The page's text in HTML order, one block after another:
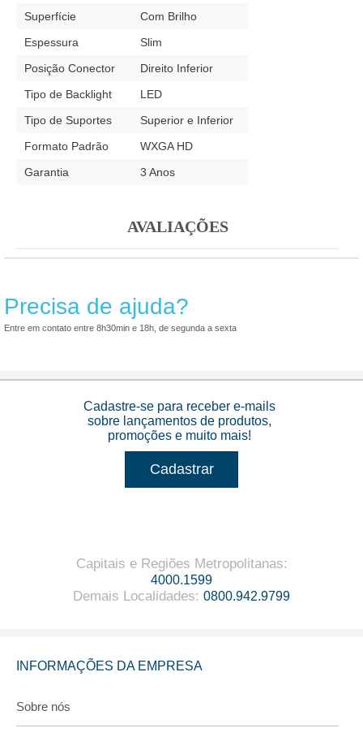
Superfície
Com Brilho
Espessura
Slim
Posição Conector
Direito Inferior
Tipo de Backlight
LED
Tipo de Suportes
Superior e Inferior
Formato Padrão
WXGA HD
Garantia
3 Anos
AVALIAÇÕES
Precisa de ajuda?
Entre em contato entre 8h30min e 18h, de segunda a sexta
Cadastre-se para receber e-mails
sobre lançamentos de produtos,
promoções e muito mais!
Cadastrar
Capitais e Regiões Metropolitanas:
4000.1599
Demais Localidades: 0800.942.9799
INFORMAÇÕES DA EMPRESA
Sobre nós